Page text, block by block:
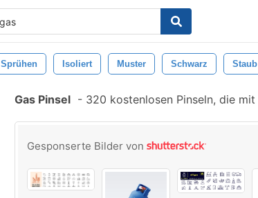
Sprühen Isoliert Muster Schwarz Staub
Gas Pinsel - 320 kostenlosen Pinseln, die mit
Gesponserte Bilder von